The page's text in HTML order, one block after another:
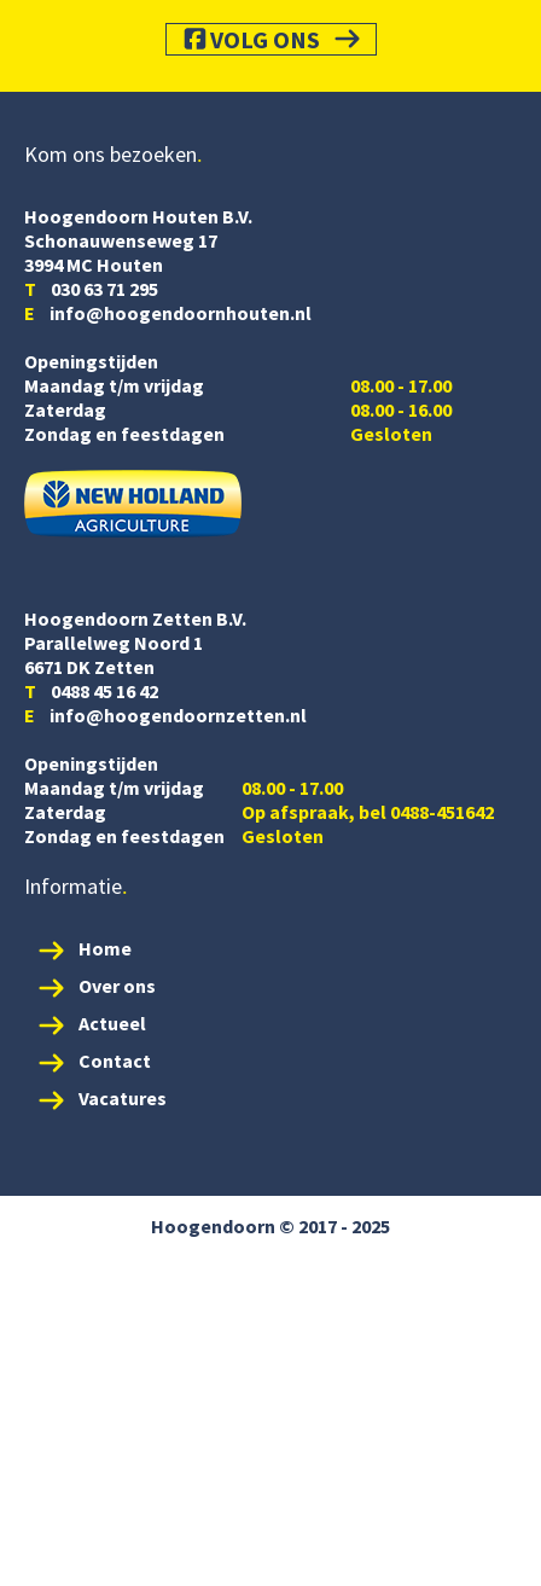
VOLG ONS
Kom ons bezoeken
Hoogendoorn Houten B.V.
Schonauwenseweg 17
3994 MC Houten
T 030 63 71 295
E info@hoogendoornhouten.nl
Openingstijden
Maandag t/m vrijdag
Zaterdag
08.00 - 17.00
08.00 - 16.00
Zondag en feestdagen
Gesloten
Hoogendoorn Zetten B.V.
Parallelweg Noord 1
6671 DK Zetten
T 0488 45 16 42
E info@hoogendoornzetten.nl
Openingstijden
Maandag t/m vrijdag
08.00 - 17.00
Zaterdag
Op afspraak, bel 0488-451642
Zondag en feestdagen
Gesloten
Informatie
Home
Over ons
Actueel
Contact
Vacatures
Hoogendoorn © 2017 - 2025